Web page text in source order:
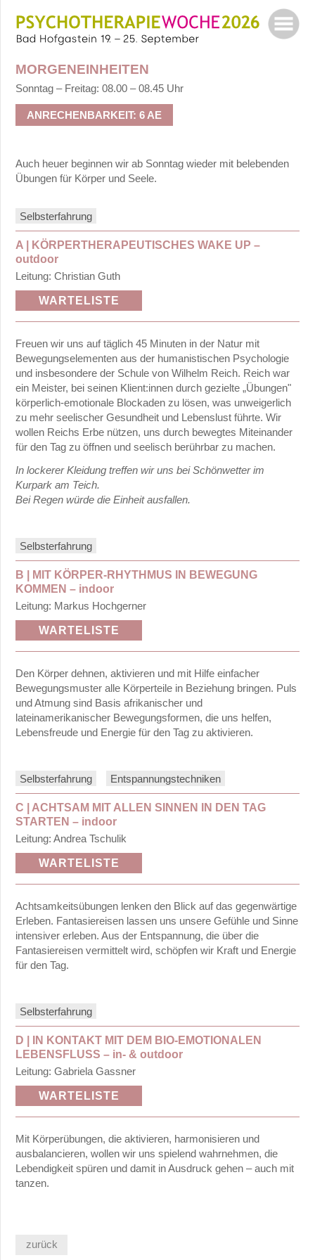
Seminare/Gruppen:
A
D:
Morgeneinheiten
Outdoorgruppe
100
–
114:
10.30
bis
12.25
Uhr
201
–
211:
15.30
bis
17.25
Uhr
311:
17.30
bis
19.25
Uhr
402:
15.30
bis
19.25
Referent:innen
Anmeldeformular
Organisatorisches
Diplome
Lehrgänge
Leseliste
Psy2
Archiv
MORGENEINHEITEN
Sonntag – Freitag: 08.00 – 08.45 Uhr
ANRECHENBARKEIT: 6 AE
Auch heuer beginnen wir ab Sonntag wieder mit belebenden
Übungen für Körper und Seele.
Selbsterfahrung
A | KÖRPERTHERAPEUTISCHES WAKE UP –
outdoor
Leitung: Christian Guth
WARTELISTE
Freuen wir uns auf täglich 45 Minuten in der Natur mit
Bewegungselementen aus der humanistischen Psychologie
und insbesondere der Schule von Wilhelm Reich. Reich war
ein Meister, bei seinen Klient:innen durch gezielte „Übungen"
körperlich-emotionale Blockaden zu lösen, was unweigerlich
zu mehr seelischer Gesundheit und Lebenslust führte. Wir
wollen Reichs Erbe nützen, uns durch bewegtes Miteinander
für den Tag zu öffnen und seelisch berührbar zu machen.
In lockerer Kleidung treffen wir uns bei Schönwetter im
Kurpark am Teich.
Bei Regen würde die Einheit ausfallen.
Selbsterfahrung
B | MIT KÖRPER-RHYTHMUS IN BEWEGUNG
KOMMEN – indoor
Leitung: Markus Hochgerner
WARTELISTE
Den Körper dehnen, aktivieren und mit Hilfe einfacher
Bewegungsmuster alle Körperteile in Beziehung bringen. Puls
und Atmung sind Basis afrikanischer und
lateinamerikanischer Bewegungsformen, die uns helfen,
Lebensfreude und Energie für den Tag zu aktivieren.
Selbsterfahrung Entspannungstechniken
C | ACHTSAM MIT ALLEN SINNEN IN DEN TAG
STARTEN – indoor
Leitung: Andrea Tschulik
WARTELISTE
Achtsamkeitsübungen lenken den Blick auf das gegenwärtige
Erleben. Fantasiereisen lassen uns unsere Gefühle und Sinne
intensiver erleben. Aus der Entspannung, die über die
Fantasiereisen vermittelt wird, schöpfen wir Kraft und Energie
für den Tag.
Selbsterfahrung
D | IN KONTAKT MIT DEM BIO-EMOTIONALEN
LEBENSFLUSS – in- & outdoor
Leitung: Gabriela Gassner
WARTELISTE
Mit Körperübungen, die aktivieren, harmonisieren und
ausbalancieren, wollen wir uns spielend wahrnehmen, die
Lebendigkeit spüren und damit in Ausdruck gehen – auch mit
tanzen.
zurück